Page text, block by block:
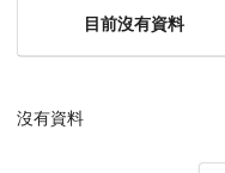
目前沒有資料
沒有資料